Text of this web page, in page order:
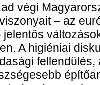
végi
– az
jelentős
A higiéniai